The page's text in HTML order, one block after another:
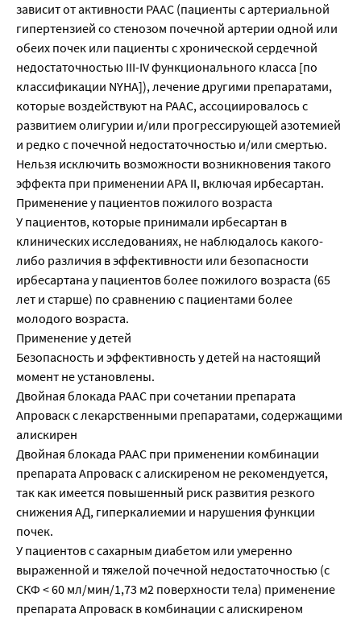
зависит от активности РААС (пациенты с артериальной
гипертензией со стенозом почечной артерии одной или
обеих почек или пациенты с хронической сердечной
недостаточностью III-IV функционального класса [по
классификации NYHA]), лечение другими препаратами,
которые воздействуют на РААС, ассоциировалось с
развитием олигурии и/или прогрессирующей азотемией
и редко с почечной недостаточностью и/или смертью.
Нельзя исключить возможности возникновения такого
эффекта при применении АРА II, включая ирбесартан.
Применение у пациентов пожилого возраста
У пациентов, которые принимали ирбесартан в
клинических исследованиях, не наблюдалось какого-
либо различия в эффективности или безопасности
ирбесартана у пациентов более пожилого возраста (65
лет и старше) по сравнению с пациентами более
молодого возраста.
Применение у детей
Безопасность и эффективность у детей на настоящий
момент не установлены.
Двойная блокада РААС при сочетании препарата
Апроваск с лекарственными препаратами, содержащими
алискирен
Двойная блокада РААС при применении комбинации
препарата Апроваск с алискиреном не рекомендуется,
так как имеется повышенный риск развития резкого
снижения АД, гиперкалиемии и нарушения функции
почек.
У пациентов с сахарным диабетом или умеренно
выраженной и тяжелой почечной недостаточностью (с
СКФ < 60 мл/мин/1,73 м2 поверхности тела) применение
препарата Апроваск в комбинации с алискиреном